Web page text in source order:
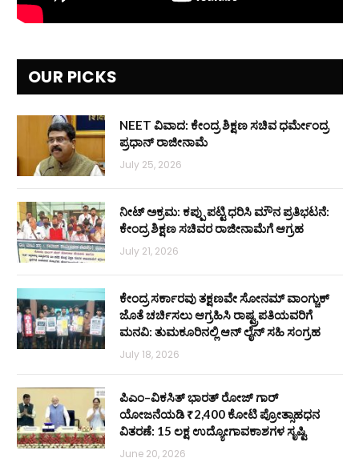
OUR PICKS
NEET ವಿವಾದ: ಕೇಂದ್ರ ಶಿಕ್ಷಣ ಸಚಿವ ಧರ್ಮೇಂದ್ರ
ಪ್ರಧಾನ್ ರಾಜೀನಾಮೆ
July 25, 2026
ನೀಟ್ ಅಕ್ರಮ: ಕಪ್ಪು ಪಟ್ಟಿ ಧರಿಸಿ ಮೌನ ಪ್ರತಿಭಟನೆ:
ಕೇಂದ್ರ ಶಿಕ್ಷಣ ಸಚಿವರ ರಾಜೀನಾಮೆಗೆ ಆಗ್ರಹ
July 21, 2026
ಕೇಂದ್ರ ಸರ್ಕಾರವು ತಕ್ಷಣವೇ ಸೋನಮ್ ವಾಂಗ್ಚುಕ್
ಜೊತೆ ಚರ್ಚಿಸಲು ಆಗ್ರಹಿಸಿ ರಾಷ್ಟ್ರಪತಿಯವರಿಗೆ
ಮನವಿ: ತುಮಕೂರಿನಲ್ಲಿ ಆನ್‌ ಲೈನ್ ಸಹಿ ಸಂಗ್ರಹ
July 18, 2026
ಪಿಎಂ–ವಿಕಸಿತ್ ಭಾರತ್ ರೋಜ್‌ ಗಾರ್
ಯೋಜನೆಯಡಿ ₹2,400 ಕೋಟಿ ಪ್ರೋತ್ಸಾಹಧನ
ವಿತರಣೆ: 15 ಲಕ್ಷ ಉದ್ಯೋಗಾವಕಾಶಗಳ ಸೃಷ್ಟಿ
June 20, 2026